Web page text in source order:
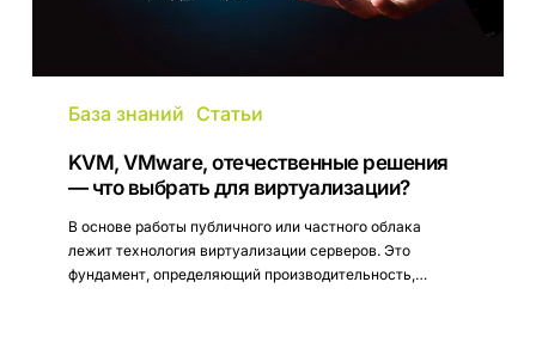
База знаний Статьи
KVM, VMware, отечественные решения
— что выбрать для виртуализации?
В основе работы публичного или частного облака
лежит технология виртуализации серверов. Это
фундамент, определяющий производительность,…